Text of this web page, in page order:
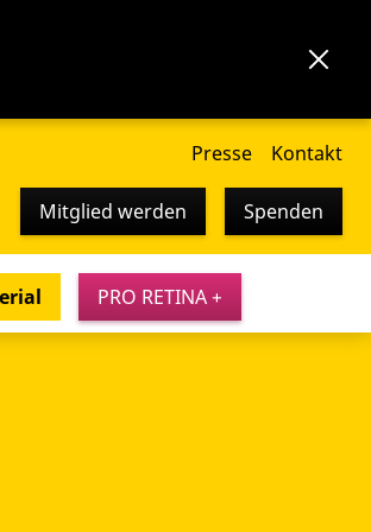
Presse Kontakt
Mitglied werden Spenden
PRO RETINA +